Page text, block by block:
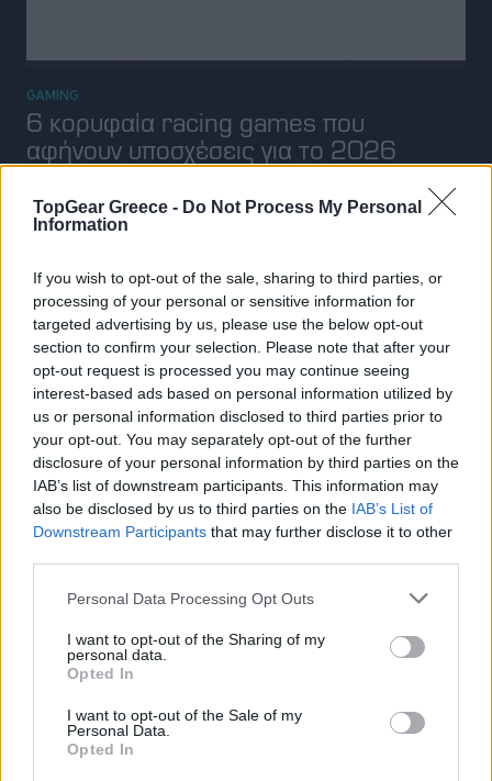
TopGear Greece - Do Not Process My Personal
Information
If you wish to opt-out of the sale, sharing to third parties, or
processing of your personal or sensitive information for
targeted advertising by us, please use the below opt-out
section to confirm your selection. Please note that after your
opt-out request is processed you may continue seeing
interest-based ads based on personal information utilized by
us or personal information disclosed to third parties prior to
your opt-out. You may separately opt-out of the further
disclosure of your personal information by third parties on the
IAB’s list of downstream participants. This information may
also be disclosed by us to third parties on the IAB’s List of
Downstream Participants that may further disclose it to other
Please note that this website/app uses one or more Google
not limited to your visit or usage behaviour. You may click to
grant or deny consent to Google and its third-party tags to
use your data for below specified purposes in below Google
consent section.
Personal Data Processing Opt Outs
I want to opt-out of the Sharing of my
personal data.
Opted In
I want to opt-out of the Sale of my
Personal Data.
Opted In
Το νέο Toyota GR GT θα
"πρωταγωνιστεί" στο Forza Horizon 6
Δύο εμβληματικά Honda γίνονται Hot
Wheels για τη συλλογή σου
16 ΙΑΝ 2026
GAMING
Peugeot Polygon: Το επόμενο
αυτοκίνητο της φίρμας το σχεδιάζουν
gamers
05 ΝΟΕ 2025